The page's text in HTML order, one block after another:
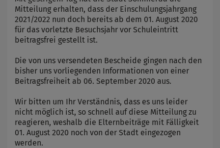
Mitteilung erhalten, dass der Einschulungsjahrgang
2021/2022 nun doch bereits ab dem 01. August 2020
für das vorletzte Besuchsjahr vor Schuleintritt
beitragsfrei gestellt ist.
Die von uns versendeten Bescheide gingen nach den
bisher uns vorliegenden Informationen von einer
Beitragsfreiheit ab 06. September 2020 aus.
Wir bitten um Ihr Verständnis, dass es uns leider
nicht möglich ist, so schnell auf diese Mitteilung zu
reagieren, weshalb die Elternbeiträge mit Fälligkeit
01. August 2020 noch von der Stadt eingezogen
werden.